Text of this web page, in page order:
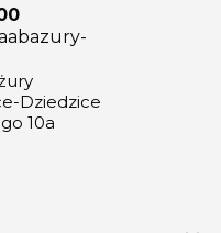
Dziedzice
10a